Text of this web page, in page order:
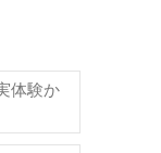
体験か